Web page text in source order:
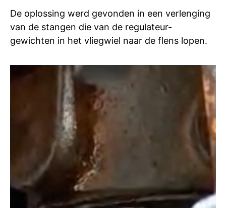
De oplossing werd gevonden in een verlenging
van de stangen die van de regulateur-
gewichten in het vliegwiel naar de flens lopen.